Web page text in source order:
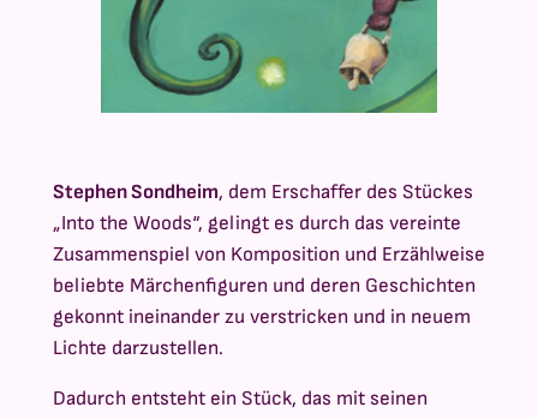
Stephen Sondheim, dem Erschaffer des Stückes
„Into the Woods“, gelingt es durch das vereinte
Zusammenspiel von Komposition und Erzählweise
beliebte Märchenfiguren und deren Geschichten
gekonnt ineinander zu verstricken und in neuem
Lichte darzustellen.
Dadurch entsteht ein Stück, das mit seinen